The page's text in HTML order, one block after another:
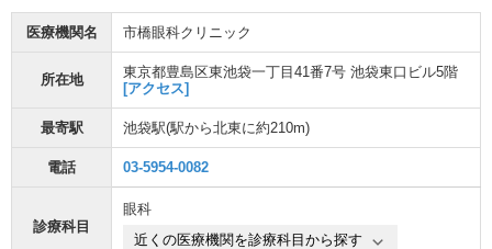
医療機関名 市橋眼科クリニック
所在地
東京都豊島区東池袋一丁目41番7号 池袋東口ビル5階
[アクセス]
最寄駅 池袋駅(駅から北東に約210m)
電話 03-5954-0082
診療科目
眼科
近くの医療機関を診療科目から探す